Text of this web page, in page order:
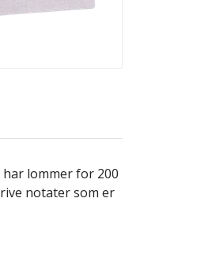
lommer for 200
notater som er